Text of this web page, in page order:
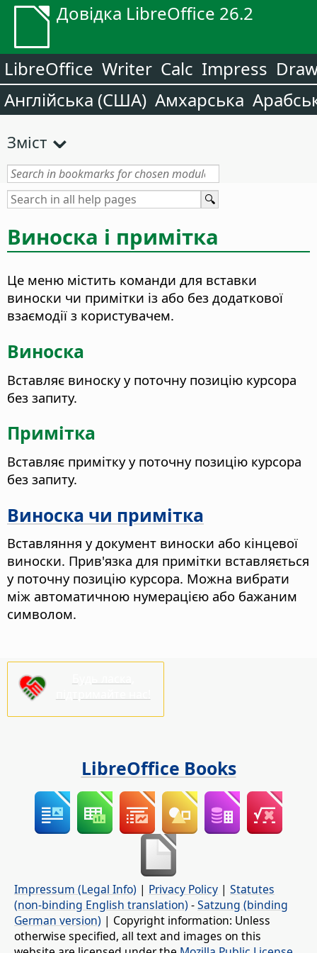
Довідка LibreOffice 26.2
LibreOffice Writer Calc Impress
Англійська (США) Амхарська
Зміст
Виноска і примітка
Це меню містить команди для вставки
виноски чи примітки із або без додаткової
взаємодії з користувачем.
Виноска
Вставляє виноску у поточну позицію курсора
без запиту.
Примітка
Вставляє примітку у поточну позицію курсора
без запиту.
Виноска чи примітка
Вставляння у документ виноски або кінцевої
виноски. Прив'язка для примітки вставляється
у поточну позицію курсора. Можна вибрати
між автоматичною нумерацією або бажаним
символом.
LibreOffice Books
Impressum (Legal Info) | Privacy Policy | Statutes
(non-binding English translation) -Satzung (binding
German version) | Copyright information: Unless
otherwise specified, all text and images on this